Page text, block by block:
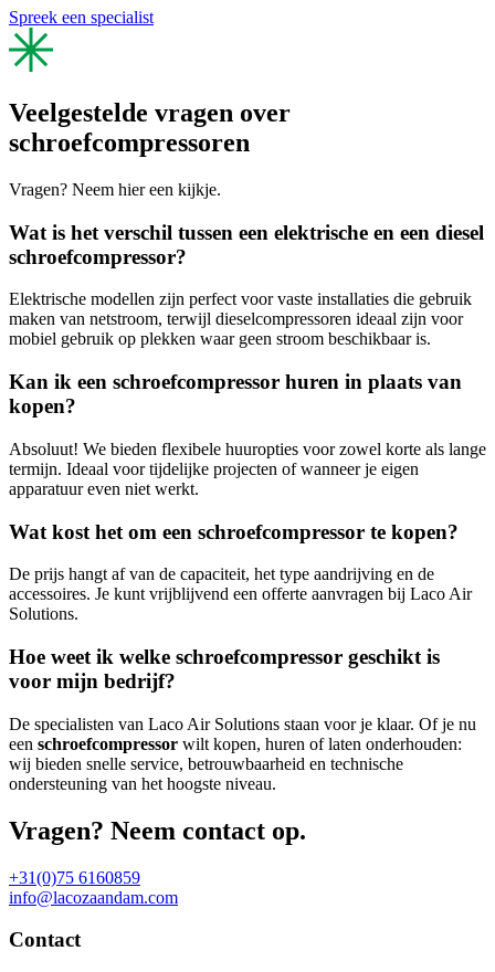
Spreek een specialist
Veelgestelde vragen over
schroefcompressoren
Vragen? Neem hier een kijkje.
Wat is het verschil tussen een elektrische en een diesel
schroefcompressor?
Elektrische modellen zijn perfect voor vaste installaties die gebruik
maken van netstroom, terwijl dieselcompressoren ideaal zijn voor
mobiel gebruik op plekken waar geen stroom beschikbaar is.
Kan ik een schroefcompressor huren in plaats van
kopen?
Absoluut! We bieden flexibele huuropties voor zowel korte als lange
termijn. Ideaal voor tijdelijke projecten of wanneer je eigen
apparatuur even niet werkt.
Wat kost het om een schroefcompressor te kopen?
De prijs hangt af van de capaciteit, het type aandrijving en de
accessoires. Je kunt vrijblijvend een offerte aanvragen bij Laco Air
Solutions.
Hoe weet ik welke schroefcompressor geschikt is
voor mijn bedrijf?
De specialisten van Laco Air Solutions staan voor je klaar. Of je nu
een schroefcompressor wilt kopen, huren of laten onderhouden:
wij bieden snelle service, betrouwbaarheid en technische
ondersteuning van het hoogste niveau.
Vragen? Neem contact op.
+31(0)75 6160859
info@lacozaandam.com
Contact